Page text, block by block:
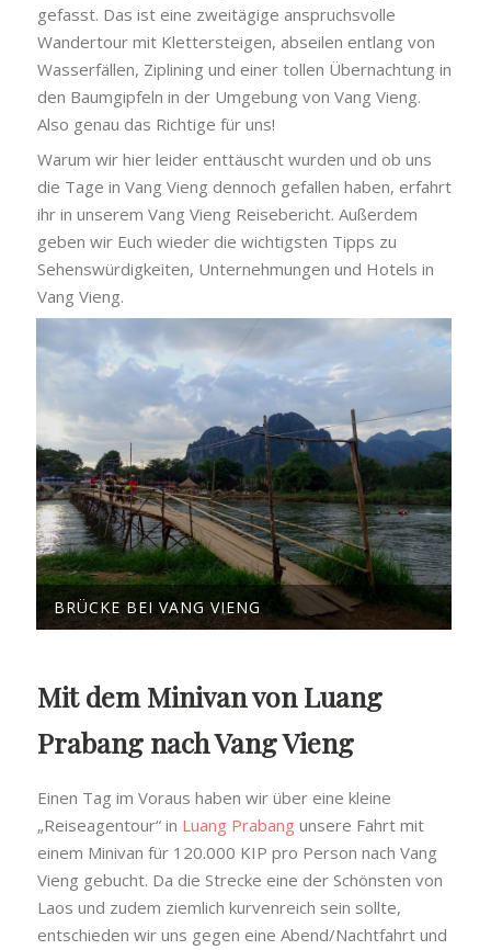
gefasst. Das ist eine zweitägige anspruchsvolle
Wandertour mit Klettersteigen, abseilen entlang von
Wasserfällen, Ziplining und einer tollen Übernachtung in
den Baumgipfeln in der Umgebung von Vang Vieng.
Also genau das Richtige für uns!
Warum wir hier leider enttäuscht wurden und ob uns
die Tage in Vang Vieng dennoch gefallen haben, erfahrt
ihr in unserem Vang Vieng Reisebericht. Außerdem
geben wir Euch wieder die wichtigsten Tipps zu
Sehenswürdigkeiten, Unternehmungen und Hotels in
Vang Vieng.
BRÜCKE BEI VANG VIENG
Mit dem Minivan von Luang
Prabang nach Vang Vieng
Einen Tag im Voraus haben wir über eine kleine
„Reiseagentour“ in Luang Prabang unsere Fahrt mit
einem Minivan für 120.000 KIP pro Person nach Vang
Vieng gebucht. Da die Strecke eine der Schönsten von
Laos und zudem ziemlich kurvenreich sein sollte,
entschieden wir uns gegen eine Abend/Nachtfahrt und